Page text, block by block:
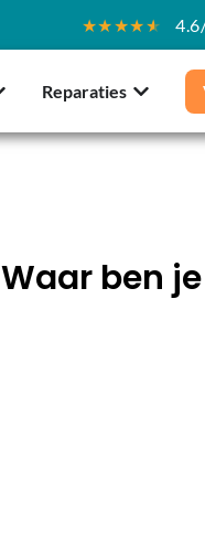
★★★★★
Reparaties
Waar ben